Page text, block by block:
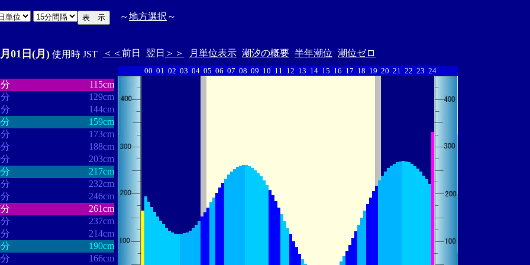
～地方選択 ～
01日(月) 使用時 JST ＜＜ 前日 翌日 ＞＞ 月単位表示 潮汐の概要 半年潮位 潮位ゼロ
115cm
129cm
144cm
159cm
173cm
188cm
203cm
217cm
232cm
246cm
261cm
237cm
214cm
190cm
166cm
00 01 02 03 04 05 06 07 08 09 10 11 12 13 14 15 16 17 18 19 20 21 22 23 24